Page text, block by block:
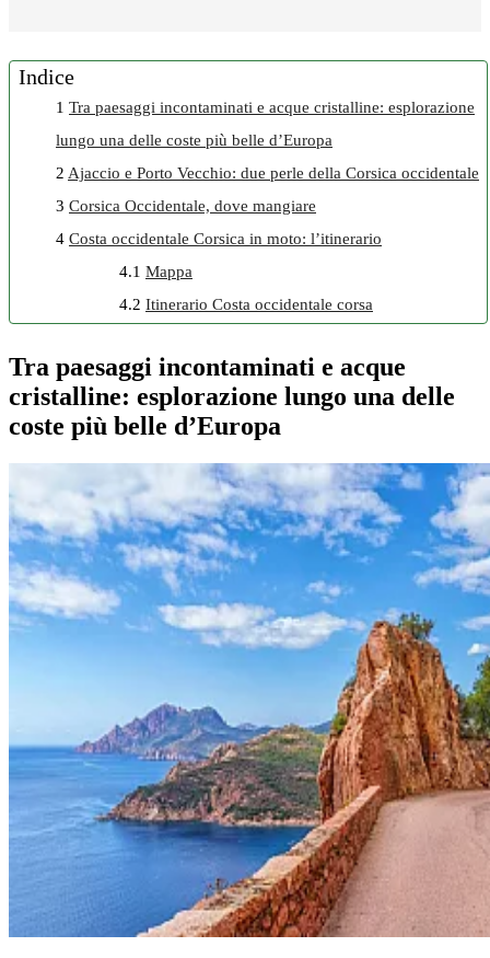
Indice
1 Tra paesaggi incontaminati e acque cristalline: esplorazione
lungo una delle coste più belle d’Europa
2 Ajaccio e Porto Vecchio: due perle della Corsica occidentale
3 Corsica Occidentale, dove mangiare
4 Costa occidentale Corsica in moto: l’itinerario
4.1 Mappa
4.2 Itinerario Costa occidentale corsa
Tra paesaggi incontaminati e acque
cristalline: esplorazione lungo una delle
coste più belle d’Europa